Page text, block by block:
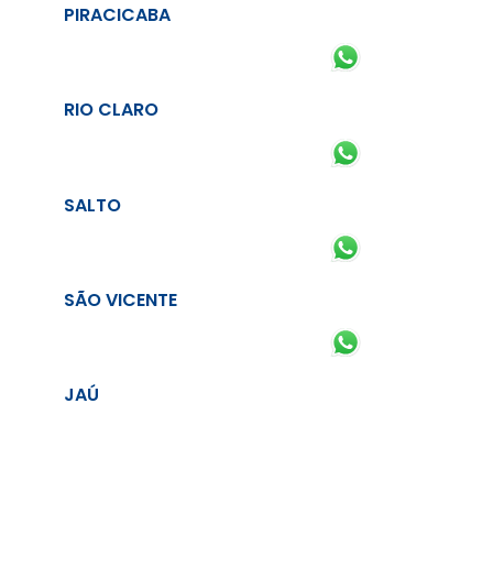
PIRACICABA
RIO CLARO
SALTO
SÃO VICENTE
JAÚ